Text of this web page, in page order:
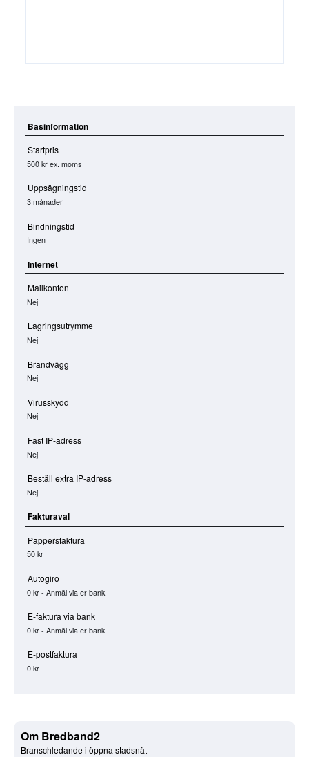
Basinformation
Startpris
500 krex. moms
Uppsägningstid
3 månader
Bindningstid
Ingen
Internet
Mailkonton
Nej
Lagringsutrymme
Nej
Brandvägg
Nej
Virusskydd
Nej
Fast IP-adress
Nej
Beställ extra IP-adress
Nej
Fakturaval
Pappersfaktura
50 kr
Autogiro
0 kr - Anmäl via er bank
E-faktura via bank
0 kr - Anmäl via er bank
E-postfaktura
0 kr
Om Bredband2
Branschledande i öppna stadsnät